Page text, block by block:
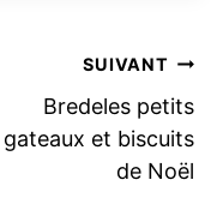
SUIVANT
Bredeles petits
gateaux et biscuits
de Noël